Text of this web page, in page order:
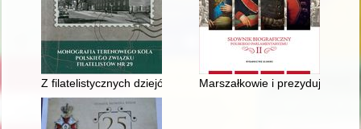
Z filatelistycznych dziejów Piekar Śląskich : monografia
Marszałkowie i prezydujący